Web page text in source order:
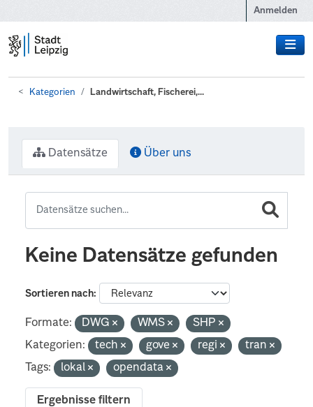
Anmelden
Kategorien Landwirtschaft, Fischerei,...
Datensätze Über uns
Keine Datensätze gefunden
Sortieren nach
Formate: DWG WMS
SHP
Kategorien:
tech gove regi
tran
Tags:
lokal opendata
Ergebnisse filtern